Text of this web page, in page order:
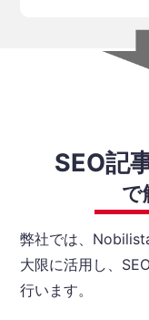
SEO記
で
弊社では、
大限に活用し、
行います。